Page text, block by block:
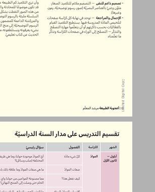
تقسيم التدريس على مدار السنة الدراسيّة ... 19